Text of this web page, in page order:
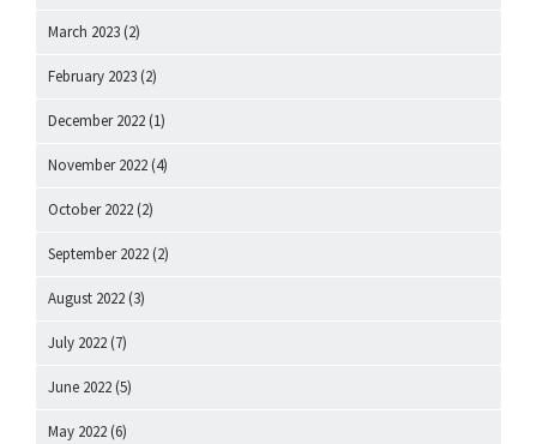
March 2023 (2)
February 2023 (2)
December 2022 (1)
November 2022 (4)
October 2022 (2)
September 2022 (2)
August 2022 (3)
July 2022 (7)
June 2022 (5)
May 2022 (6)